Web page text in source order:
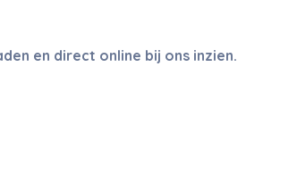
en direct online bij ons inzien.